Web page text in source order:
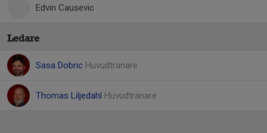
Edvin Causevic
Ledare
Sasa Dobric Huvudtränare
Thomas Liljedahl Huvudtränare